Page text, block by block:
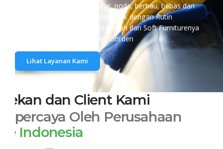
berdebu, bebas tungau, kotor, noda, berbau, bebas dari
alergy dan penyakit batuk dan pilek dengan Rutin
membersihkan seluruh Area rumah dan Soft Furniturenya
seperti Matras, Sofa, Karpet, Gorden
Lihat Layanan Kami
Rekan dan Client Kami
DIpercaya Oleh Perusahaan
Se Indonesia